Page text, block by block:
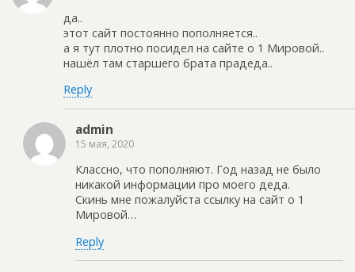
да..
этот сайт постоянно пополняется..
а я тут плотно посидел на сайте о 1 Мировой..
нашёл там старшего брата прадеда..
Reply
admin
15 мая, 2020
Классно, что пополняют. Год назад не было
никакой информации про моего деда.
Скинь мне пожалуйста ссылку на сайт о 1
Мировой…
Reply